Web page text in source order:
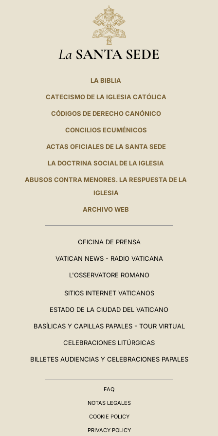
La SANTA SEDE
LA BIBLIA
CATECISMO DE LA IGLESIA CATÓLICA
CÓDIGOS DE DERECHO CANÓNICO
CONCILIOS ECUMÉNICOS
ACTAS OFICIALES DE LA SANTA SEDE
LA DOCTRINA SOCIAL DE LA IGLESIA
ABUSOS CONTRA MENORES. LA RESPUESTA DE LA
IGLESIA
ARCHIVO WEB
OFICINA DE PRENSA
VATICAN NEWS - RADIO VATICANA
L'OSSERVATORE ROMANO
SITIOS INTERNET VATICANOS
ESTADO DE LA CIUDAD DEL VATICANO
BASÍLICAS Y CAPILLAS PAPALES - TOUR VIRTUAL
CELEBRACIONES LITÚRGICAS
BILLETES AUDIENCIAS Y CELEBRACIONES PAPALES
FAQ
NOTAS LEGALES
COOKIE POLICY
PRIVACY POLICY